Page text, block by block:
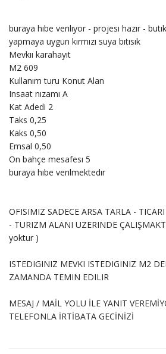
buraya hıbe verılıyor - projesı hazır -
yapmaya uygun kırmızı suya bıtısık
Mevkıı karahayıt
M2 609
Kullanım turu Konut Alan
Insaat nızamı A
Kat Adedi 2
Taks 0,25
Kaks 0,50
Emsal 0,50
On bahçe mesafesı 5
buraya hıbe verılmektedır
OFISIMIZ SADECE ARSA TARLA -
- TURIZM ALANI UZERINDE
yoktur )
ISTEDIGINIZ MEVKI ISTEDIGINIZ M2
ZAMANDA TEMIN EDILIR
MESAJ / MAİL YOLU İLE YANIT
TELEFONLA İRTİBATA GECİNİZİ